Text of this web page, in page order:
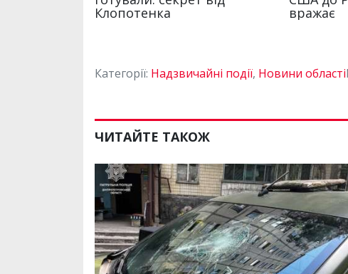
Категорії: Надзвичайні події, Новини області
ЧИТАЙТЕ ТАКОЖ